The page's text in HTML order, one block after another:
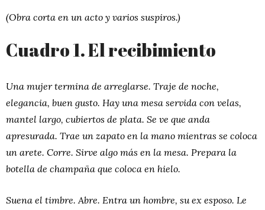
(Obra corta en un acto y varios suspiros.)
Cuadro 1. El recibimiento
Una mujer termina de arreglarse. Traje de noche,
elegancia, buen gusto. Hay una mesa servida con velas,
mantel largo, cubiertos de plata. Se ve que anda
apresurada. Trae un zapato en la mano mientras se coloca
un arete. Corre. Sirve algo más en la mesa. Prepara la
botella de champaña que coloca en hielo.
Suena el timbre. Abre. Entra un hombre, su ex esposo. Le